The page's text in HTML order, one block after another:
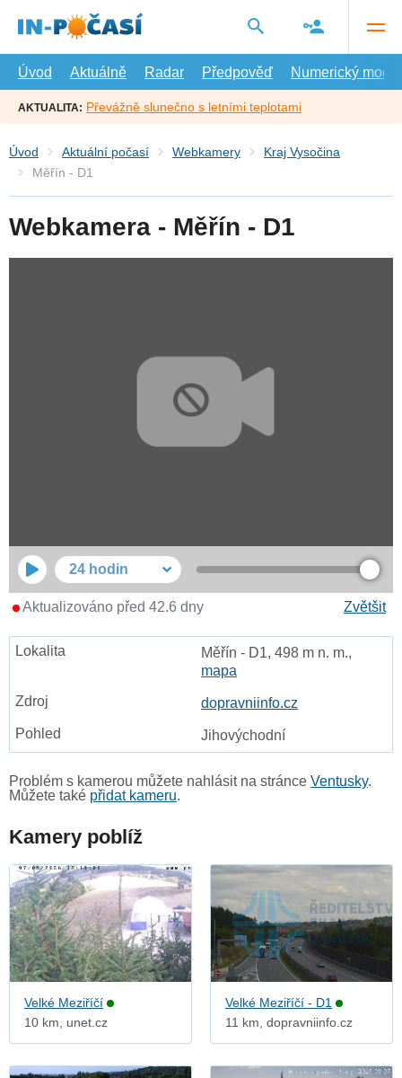
hlavní
Úvod
Aktuálně Radar Předpověď Numerický model
AKTUALITA: Převážně slunečno s letními teplotami
Úvod Aktuální počasí Webkamery
Kraj Vysočina
Měřín - D1
Webkamera - Měřín - D1
24 hodin
Zvětšit
Aktualizováno před 42.6 dny
Měřín - D1, 498 m n. m.,
mapa
dopravniinfo.cz
Jihovýchodní
Problém s kamerou můžete nahlásit na stránce Ventusky.
Můžete také přidat kameru.
Kamery poblíž
Velké Meziříčí
10 km, unet.cz
Velké Meziříčí - D1
11 km, dopravniinfo.cz